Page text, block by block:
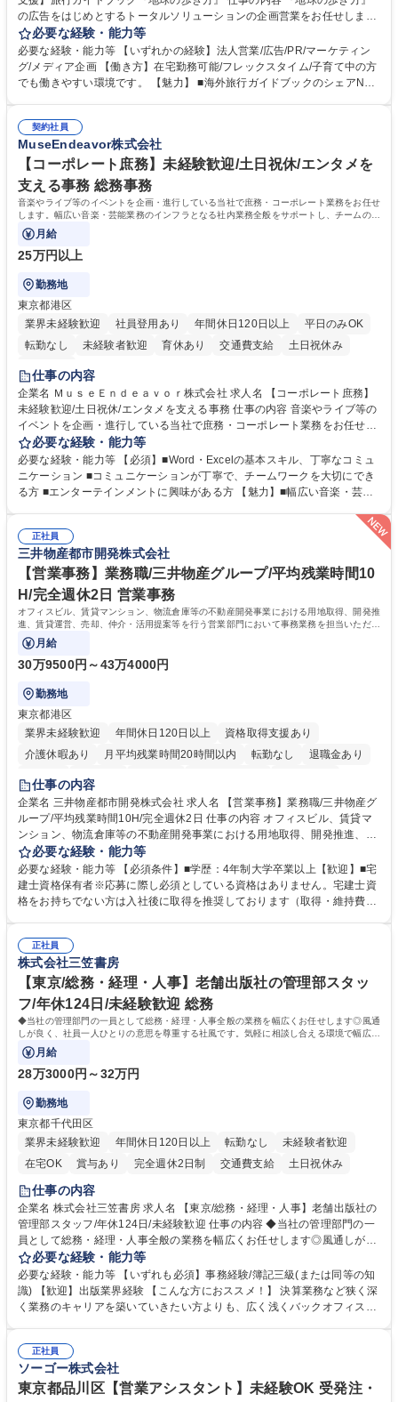
の広告をはじめとするトータルソリューションの企画営業をお任せしま
す。クライアントは、観光（海外旅行、国内旅行、インバウンド）で地域
や事業を推進したい国内外の行政や企業です。 【業務詳細】■『地球の歩
き方』は海外旅行ガイドブックのNo.1ブランドであり、国内旅行において
も牽引しております。観光推進支援においても、業界を牽引する意欲的な
に、インバウンドのトップブランドに成長しております■旅が業務であ
り、日常です。旅好きにはこれ以上ない環境です 募集職種 【企画営業/行
政・企業向け観光推進支援】旅行ガイドブック『地球の歩き方』
必要な経験・能力等
必要な経験・能力等 【いずれかの経験】法人営業/広告/PR/マーケティン
グ/メディア企画 【働き方】在宅勤務可能/フレックスタイム/子育て中の方
でも働きやすい環境です。 【魅力】 ■海外旅行ガイドブックのシェアNo.1
であり、「地球の歩き方」としてどう取り組むか、共に形を作るコアメン
バーとして活躍いただきます。 学歴・資格 学歴：大学院 大学 語学力： 資
格：
契約社員
MuseEndeavor株式会社
【コーポレート庶務】未経験歓迎/土日祝休/エンタメを
支える事務 総務事務
音楽やライブ等のイベントを企画・進行している当社で庶務・コーポレート業務をお任せ
します。幅広い音楽・芸能業務のインフラとなる社内業務全般をサポートし、チームの円
滑な運営を支えていただきます。
月給
25万円以上
勤務地
東京都港区
業界未経験歓迎
社員登用あり 年間休日120日以上
平日のみOK
転勤なし
未経験者歓迎 育休あり 交通費支給
土日祝休み
服装自由
仕事の内容
企業名 ＭｕｓｅＥｎｄｅａｖｏｒ株式会社 求人名 【コーポレート庶務】
未経験歓迎/土日祝休/エンタメを支える事務 仕事の内容 音楽やライブ等の
イベントを企画・進行している当社で庶務・コーポレート業務をお任せし
ます。幅広い音楽・芸能業務のインフラとなる社内業務全般をサポート
し、チームの円滑な運営を支えていただきます。 ■社内の庶務・一般事務
全般、書類整理、備品管理・発注 ■郵便物の仕分け、来客・電話対応、社
内環境の維持サポート ■経理や人事/採用の外注事業者とのやりとり・プロ
く 進行管理能力や調整力など、市場価値の高いキャリアアップが可能で
す。 ※業務の変更範囲：会社の定める業務※ 募集職種 【コーポレート庶
務】未経験歓迎/土日祝休/エンタメを支える事務
必要な経験・能力等
必要な経験・能力等 【必須】■Word・Excelの基本スキル、丁寧なコミュ
ニケーション ■コミュニケーションが丁寧で、チームワークを大切にでき
る方 ■エンターテインメントに興味がある方 【魅力】■幅広い音楽・芸能
体感しながら、社会貢献性の高い業務に携わることができます。■単なる
ルーティンワークに留まらず、外注事業者との連携や業務プロセスの推進
など、自らの裁量で組織の仕組みづくりに関われるやりがいがあります。
■土日祝休みで、プライベートと両立しながら専門スキルを磨ける環境で
す。 学歴・資格 学歴：大学院 大学 高専 短大 専修学校 高校 語学力： 資
格：
正社員
三井物産都市開発株式会社
【営業事務】業務職/三井物産グループ/平均残業時間10
H/完全週休2日 営業事務
オフィスビル、賃貸マンション、物流倉庫等の不動産開発事業における用地取得、開発推
進、賃貸運営、売却、仲介・活用提案等を行う営業部門において事務業務を担当いただき
ます。
月給
30万9500円～43万4000円
勤務地
東京都港区
業界未経験歓迎
年間休日120日以上
資格取得支援あり
介護休暇あり
月平均残業時間20時間以内 転勤なし
退職金あり
在宅OK
賞与あり
駅近5分以内
土日祝休み 寮・社宅あり
仕事の内容
企業名 三井物産都市開発株式会社 求人名 【営業事務】業務職/三井物産グ
ループ/平均残業時間10H/完全週休2日 仕事の内容 オフィスビル、賃貸マ
ンション、物流倉庫等の不動産開発事業における用地取得、開発推進、賃
貸運営、売却、仲介・活用提案等を行う営業部門において事務業務を担当
いただきます。 【詳細】・契約書管理、契約書製本、捺印対応、ファイリ
ング、登記簿取得、調書取得・支払業務（各種費用支払、支払管理、請
求・支払データ登録、取引先マスター申請対応）・予算作成及び予実管
の他に担当頂く業務が発生する場合があります。 募集職種 【営業事務】
業務職/三井物産グループ/平均残業時間10H/完全週休2日
必要な経験・能力等
必要な経験・能力等 【必須条件】■学歴：4年制大学卒業以上【歓迎】■宅
建士資格保有者※応募に際し必須としている資格はありません。宅建士資
格をお持ちでない方は入社後に取得を推奨しております（取得・維持費用
ション力がある方。 ・チャレンジを厭わず、粘り強く業務に取り組める
方。多様な関係者と謙虚に信頼関係を構築でき、期限を意識したスケジュ
ール管理が出来る方。※将来的に他部署（営業部門、コーポレート部門）
へのジョブローテーションの可能性があります。 学歴・資格 学歴：大学
院 大学 語学力： 資格：宅地建物取引士
正社員
株式会社三笠書房
【東京/総務・経理・人事】老舗出版社の管理部スタッ
フ/年休124日/未経験歓迎 総務
◆当社の管理部門の一員として総務・経理・人事全般の業務を幅広くお任せします◎風通
しが良く、社員一人ひとりの意思を尊重する社風です。気軽に相談し合える環境で幅広い
バックオフィス業務を習得いただきます。
月給
28万3000円～32万円
勤務地
東京都千代田区
業界未経験歓迎
年間休日120日以上 転勤なし
未経験者歓迎
在宅OK
賞与あり 完全週休2日制 交通費支給 土日祝休み
仕事の内容
企業名 株式会社三笠書房 求人名 【東京/総務・経理・人事】老舗出版社の
管理部スタッフ/年休124日/未経験歓迎 仕事の内容 ◆当社の管理部門の一
員として総務・経理・人事全般の業務を幅広くお任せします◎風通しが良
く、社員一人ひとりの意思を尊重する社風です。気軽に相談し合える環境
で幅広いバックオフィス業務を習得いただきます。 具体的には■総務：備
品補充、採用に関するスケジュール調整など■経理；経費精算、入出金管
理、提示支払業務、問い合わせ対応など。 社員とのコミュニケーションを
す。 募集職種 【東京/総務・経理・人事】老舗出版社の管理部スタッフ/年
休124日/未経験歓迎
必要な経験・能力等
必要な経験・能力等 【いずれも必須】事務経験/簿記三級(または同等の知
識) 【歓迎】出版業界経験 【こんな方におススメ！】 決算業務など狭く深
く業務のキャリアを築いていきたい方よりも、広く浅くバックオフィスの
正社員
ソーゴー株式会社
東京都品川区【営業アシスタント】未経験OK 受発注・